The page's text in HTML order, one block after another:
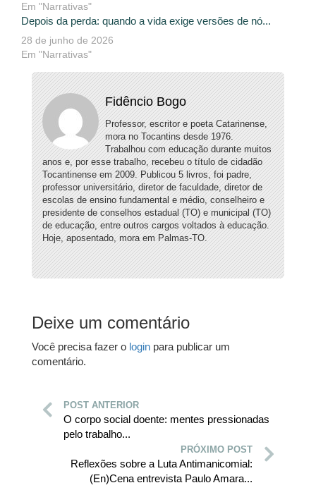
Em "Narrativas"
Depois da perda: quando a vida exige versões de nó...
28 de junho de 2026
Em "Narrativas"
Fidêncio Bogo
Professor, escritor e poeta Catarinense,
mora no Tocantins desde 1976.
Trabalhou com educação durante muitos
anos e, por esse trabalho, recebeu o título de cidadão
Tocantinense em 2009. Publicou 5 livros, foi padre,
professor universitário, diretor de faculdade, diretor de
escolas de ensino fundamental e médio, conselheiro e
presidente de conselhos estadual (TO) e municipal (TO)
de educação, entre outros cargos voltados à educação.
Hoje, aposentado, mora em Palmas-TO.
Deixe um comentário
Você precisa fazer o login para publicar um
comentário.
POST ANTERIOR
O corpo social doente: mentes pressionadas
pelo trabalho...
PRÓXIMO POST
Reflexões sobre a Luta Antimanicomial:
(En)Cena entrevista Paulo Amara...